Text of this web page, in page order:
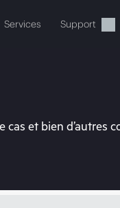
Services Support
et bien d’autres